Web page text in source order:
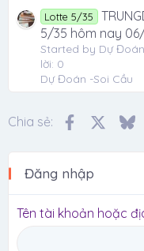
Lotte 5/35
5/35 hôm nay
Started by Dự
lời: 0
Dự Đoán -Soi Cầu
Chia sẻ: Facebook
Đăng nhập
Tên tài khoản hoặc